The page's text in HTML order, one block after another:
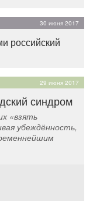
30 июня 2017
российский
29 июня 2017
синдром
«взять
убеждённость,